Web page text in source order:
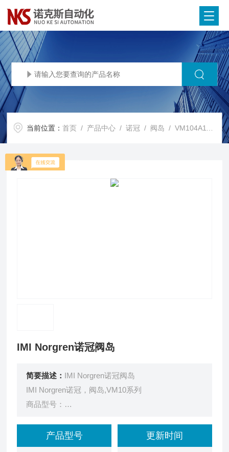
当前位置：首页 / 产品中心 /诺冠 / 阀岛 / VM104A11AB313BIMI Norgren诺冠阀岛
IMI Norgren诺冠阀岛
简要描述： IMI Norgren诺冠阀岛
IMI Norgren诺冠，阀岛,VM10系列
商品型号：
订货号：
2ZZZZ972
产品型号 更新时间